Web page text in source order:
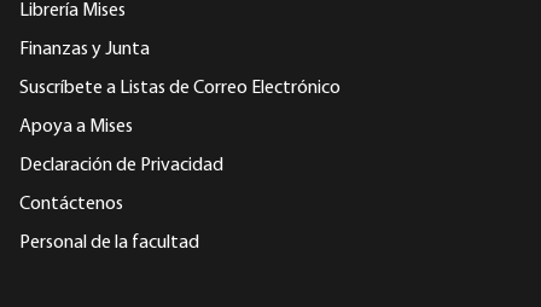
Librería Mises
Finanzas y Junta
Suscríbete a Listas de Correo Electrónico
Apoya a Mises
Declaración de Privacidad
Contáctenos
Personal de la facultad